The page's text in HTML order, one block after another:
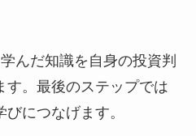
んだ知識を自身の投資判
す。最後のステップでは
につなげます。